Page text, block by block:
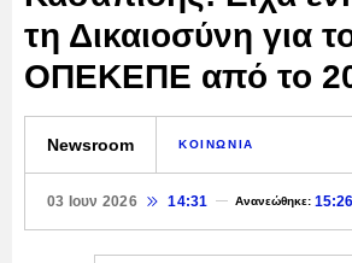
τη Δικαιοσύνη για
ΟΠΕΚΕΠΕ από το
Newsroom ΚΟΙΝΩΝΙΑ
03 Ιουν 2026 14:31 Ανανεώθηκε:15:26